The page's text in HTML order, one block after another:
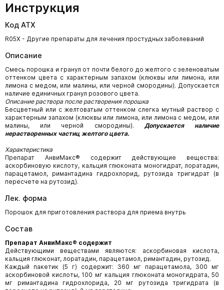
Инструкция
Код АТХ
R05X - Другие препараты для лечения простудных заболеваний
Описание
Смесь порошка и гранул от почти белого до желтого с зеленоватым
оттенком цвета с характерным запахом (клюквы или лимона, или
лимона с медом, или малины, или черной смородины). Допускается
наличие единичных гранул розового цвета.
Описание раствора после растворения порошка
Бесцветный или с желтоватым оттенком слегка мутный раствор с
характерным запахом (клюквы или лимона, или лимона с медом, или
малины, или черной смородины). Допускается наличие
нерастворенных частиц желтого цвета.
Характеристика
Препарат АнвиМакс® содержит действующие вещества:
аскорбиновую кислоту, кальция глюконата моногидрат, лоратадин,
парацетамол, римантадина гидрохлорид, рутозида тригидрат (в
пересчете на рутозид).
Лек. форма
Порошок для приготовления раствора для приема внутрь
Состав
Препарат АнвиМакс® содержит
Действующими веществами являются: аскорбиновая кислота,
кальция глюконат, лоратадин, парацетамол, римантадин, рутозид.
Каждый пакетик (5 г) содержит: 360 мг парацетамола, 300 мг
аскорбиновой кислоты, 100 мг кальция глюконата моногидрата, 50
мг римантадина гидрохлорида, 20 мг рутозида тригидрата (в